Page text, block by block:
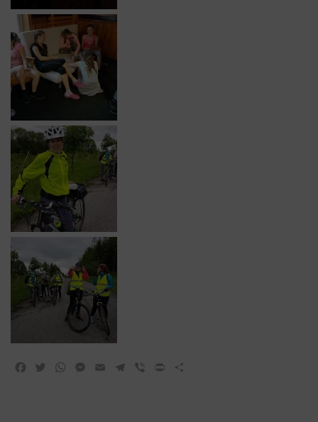
Facebook
TwitterWhatsApp
Messenger
Email Telegram
Viber Print